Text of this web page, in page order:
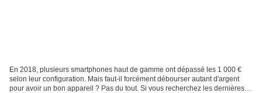
En 2018, plusieurs smartphones haut de gamme ont dépassé les 1 000 €
selon leur configuration. Mais faut-il forcément débourser autant d'argent
pour avoir un bon appareil ? Pas du tout. Si vous recherchez les dernières